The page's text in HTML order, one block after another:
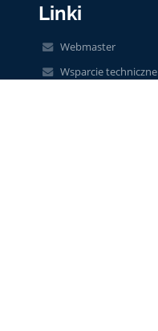
Linki
Webmaster
Wsparcie techniczne